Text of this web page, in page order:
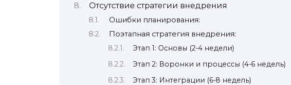
Отсутствие стратегии внедрения
Ошибки планирования:
Поэтапная стратегия внедрения:
Этап 1: Основы (2-4 недели)
Этап 2: Воронки и процессы (4-6 недель)
Этап 3: Интеграции (6-8 недель)